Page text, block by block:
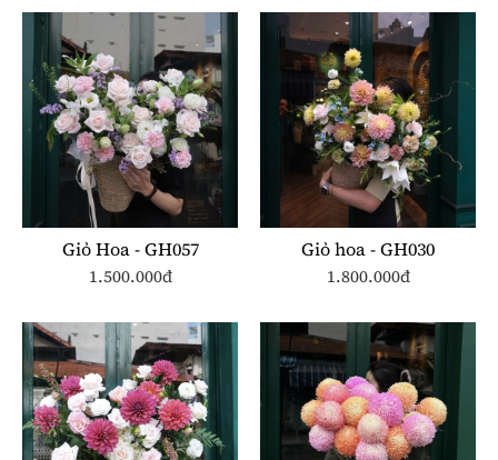
Giỏ Hoa - GH057
1.500.000đ
Giỏ hoa - GH030
1.800.000đ